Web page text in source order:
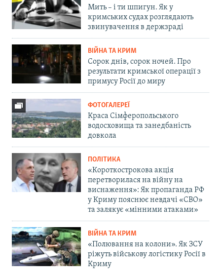
Мить – і ти шпигун. Як у
кримських судах розглядають
звинувачення в держзраді
ВІЙНА ТА КРИМ
Сорок днів, сорок ночей. Про
результати кримської операції з
примусу Росії до миру
ФОТОГАЛЕРЕЇ
Краса Сімферопольського
водосховища та занедбаність
довкола
ПОЛІТИКА
«Короткострокова акція
перетворилася на війну на
виснаження»: Як пропаганда РФ
у Криму пояснює невдачі «СВО»
та залякує «мінними атаками»
ВІЙНА ТА КРИМ
«Полювання на колони». Як ЗСУ
ріжуть військову логістику Росії в
Криму